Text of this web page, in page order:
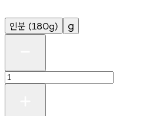
인분 (180g) g